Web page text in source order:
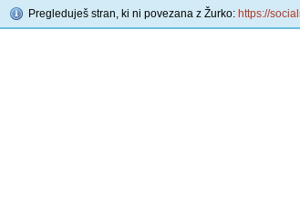
Pregleduješ stran, ki ni povezana z Žurko: https://